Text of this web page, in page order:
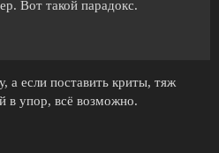
Вот такой парадокс.
а если поставить криты, тяж
в упор, всё возможно.